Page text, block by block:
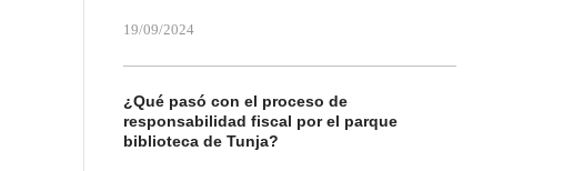
19/09/2024
¿Qué pasó con el proceso de
responsabilidad fiscal por el parque
biblioteca de Tunja?